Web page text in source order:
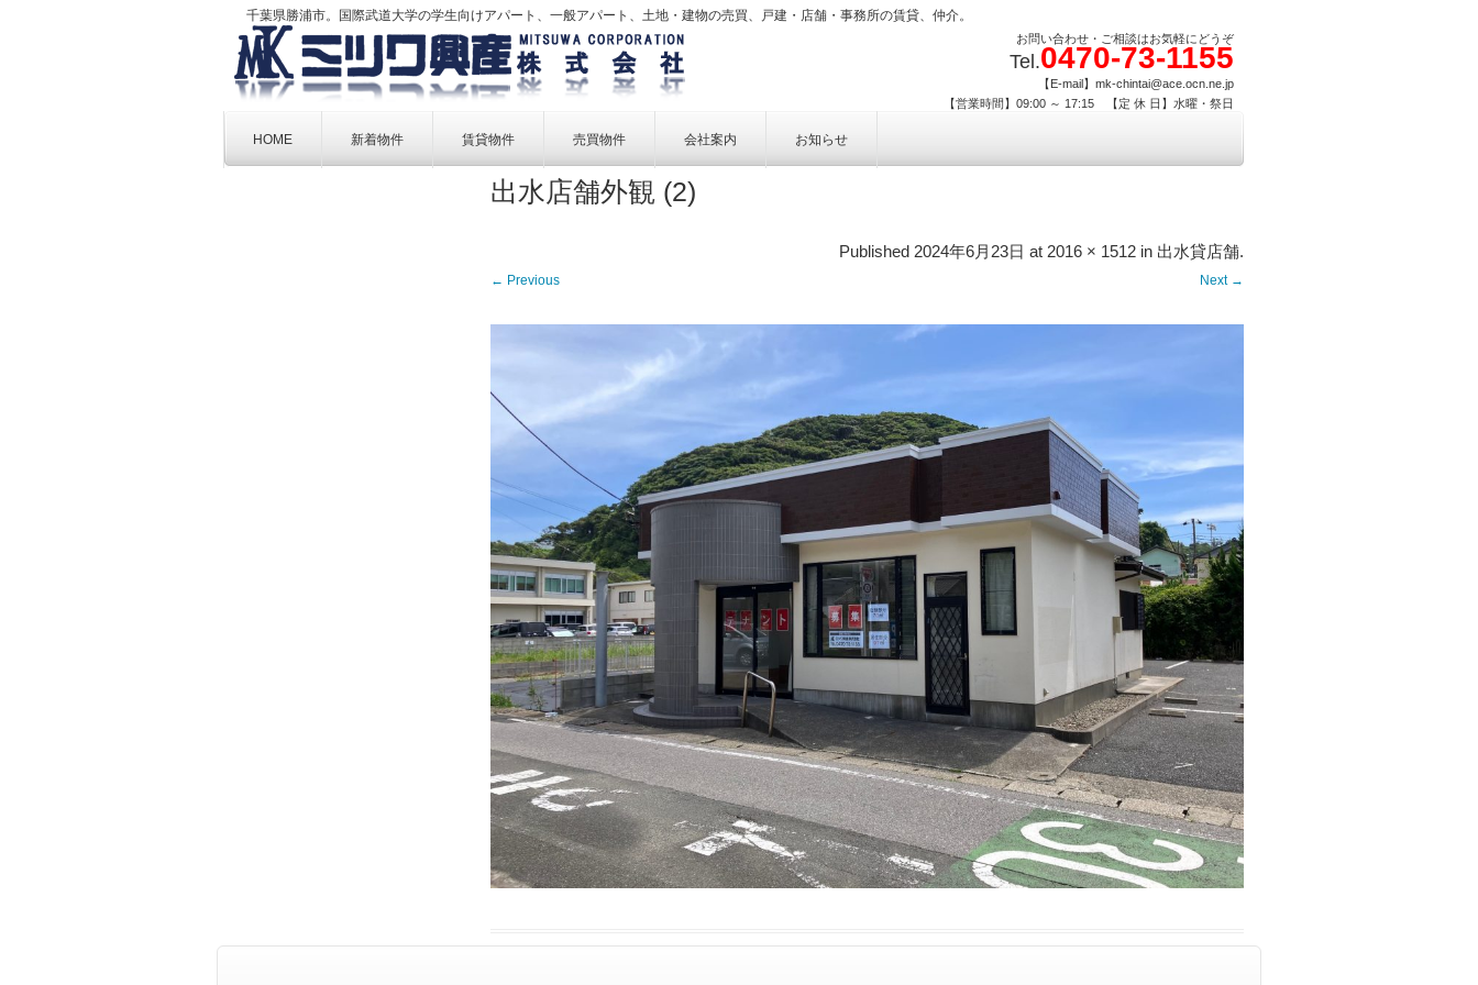
千葉県勝浦市。国際武道大学の学生向けアパート、一般アパート、土地・建物の売買、戸建・店舗・事務所の賃貸、仲介。
お問い合わせ・ご相談はお気軽にどうぞ
Tel.0470-73-1155
【E-mail】mk-chintai@ace.ocn.ne.jp
【営業時間】09:00 ～ 17:15 【定 休 日】水曜・祭日
contentHOME 新着物件 賃貸物件
賃貸物件一覧
売買物件
売買物件一覧
会社案内
お問い合せ
お知らせ
出水店舗外観 (2)
Published 2024年6月23日 at 2016 × 1512 in 出水貸店舗.
← Previous Next →